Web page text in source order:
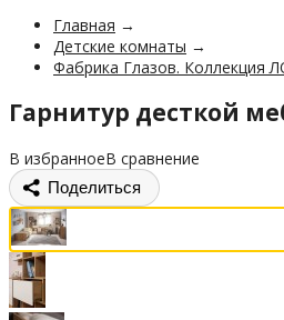
Главная →
Детские комнаты →
Фабрика Глазов. Коллекция
Гарнитур десткой
В избранноеВ сравнение
Поделиться